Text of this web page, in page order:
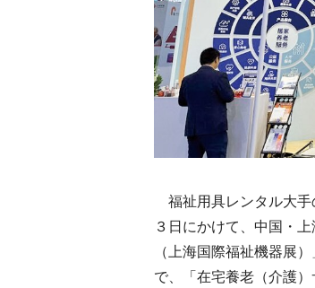
福祉用具レンタル大手
３日にかけて、中国・
（上海国際福祉機器展
で、「在宅養老（介護